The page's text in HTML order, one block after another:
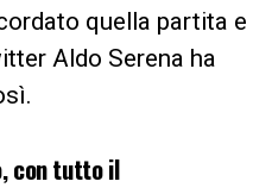
quella partita e
Aldo Serena ha
con tutto il